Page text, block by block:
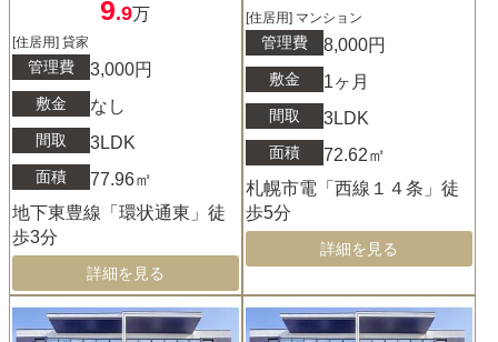
9.9万
[住居用] 貸家
管理費 3,000円
敷金 なし
間取 3LDK
面積
77.96㎡
地下東豊線「環状通東」徒
歩3分
詳細を見る
[住居用] マンション
管理費 8,000円
敷金 1ヶ月
間取 3LDK
面積
72.62㎡
札幌市電「西線１４条」徒
歩5分
詳細を見る